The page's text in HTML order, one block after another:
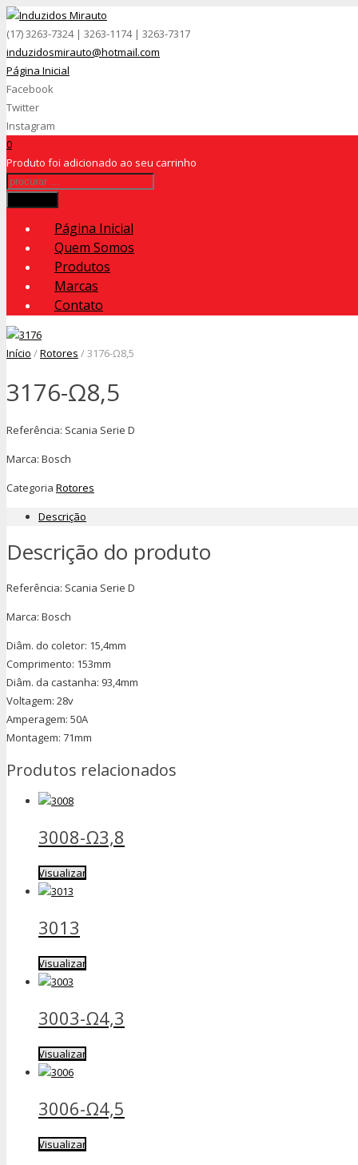
(17) 3263-7324 | 3263-1174 | 3263-7317
induzidosmirauto@hotmail.com
Página Inicial
Facebook
Twitter
Instagram
0
Produto foi adicionado ao seu carrinho
Página Inicial
Quem Somos
Produtos
Marcas
Contato
Início /Rotores / 3176-Ω8,5
3176-Ω8,5
Referência: Scania Serie D
Marca: Bosch
Categoria Rotores
Descrição
Descrição do produto
Referência: Scania Serie D
Marca: Bosch
Diâm. do coletor: 15,4mm
Comprimento: 153mm
Diâm. da castanha: 93,4mm
Voltagem: 28v
Amperagem: 50A
Montagem: 71mm
Produtos relacionados
3008-Ω3,8
Visualizar
3013
Visualizar
3003-Ω4,3
Visualizar
3006-Ω4,5
Visualizar